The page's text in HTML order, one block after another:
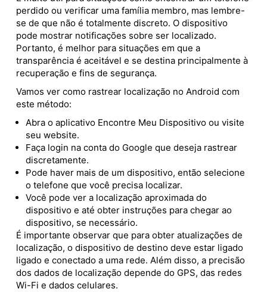
perdido ou verificar uma família membro, mas lembre-
se de que não é totalmente discreto. O dispositivo
pode mostrar notificações sobre ser localizado.
Portanto, é melhor para situações em que a
transparência é aceitável e se destina principalmente à
recuperação e fins de segurança.
Vamos ver como rastrear localização no Android com
este método:
Abra o aplicativo Encontre Meu Dispositivo ou visite
seu website.
Faça login na conta do Google que deseja rastrear
discretamente.
Pode haver mais de um dispositivo, então selecione
o telefone que você precisa localizar.
Você pode ver a localização aproximada do
dispositivo e até obter instruções para chegar ao
dispositivo, se necessário.
É importante observar que para obter atualizações de
localização, o dispositivo de destino deve estar ligado
ligado e conectado a uma rede. Além disso, a precisão
dos dados de localização depende do GPS, das redes
Wi-Fi e dados celulares.